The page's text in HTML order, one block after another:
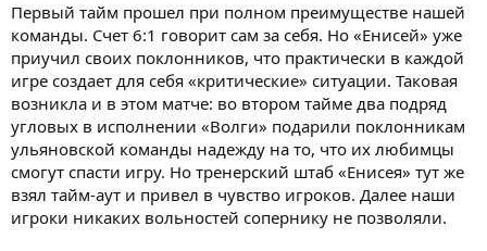
Первый тайм прошел при полном преимуществе нашей
команды. Счет 6:1 говорит сам за себя. Но «Енисей» уже
приучил своих поклонников, что практически в каждой
игре создает для себя «критические» ситуации. Таковая
возникла и в этом матче: во втором тайме два подряд
угловых в исполнении «Волги» подарили поклонникам
ульяновской команды надежду на то, что их любимцы
смогут спасти игру. Но тренерский штаб «Енисея» тут же
взял тайм-аут и привел в чувство игроков. Далее наши
игроки никаких вольностей сопернику не позволяли.